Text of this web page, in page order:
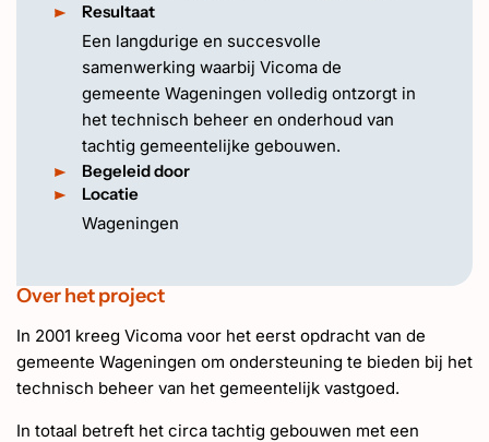
Over het project
In 2001 kreeg Vicoma voor het eerst opdracht van de
gemeente Wageningen om ondersteuning te bieden bij het
technisch beheer van het gemeentelijk vastgoed.
In totaal betreft het circa tachtig gebouwen met een
Resultaat
Een langdurige en succesvolle
samenwerking waarbij Vicoma de
gemeente Wageningen volledig ontzorgt in
het technisch beheer en onderhoud van
tachtig gemeentelijke gebouwen.
Begeleid door
Locatie
Wageningen